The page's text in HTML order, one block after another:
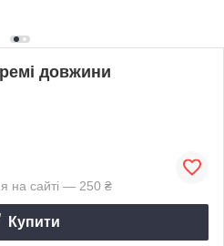
довжини
на сайті — 250 ₴
Купити